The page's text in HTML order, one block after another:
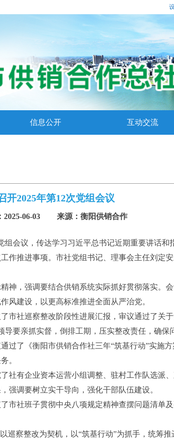
信息公开 互动交流
开2025年第12次党组会议
2025-06-03 来源：衡阳供销合作
组会议，传达学习习近平总书记近期重要讲话和
作推进事项。市社党组书记、理事会主任刘定安
神，强调要结合供销系统实际抓好贯彻落实。
风建设，以更高标准推进全面从严治党。
市社巡察整改阶段性进展汇报，审议通过了关
要亲抓实督，倒排工期，压实整改责任，确保
过了《衡阳市供销合作社三年“筑基行动”实施
。
社有企业资本运营小组调整、驻村工作队选派
强调要树立实干导向，强化干部队伍建设。
市社班子贯彻中央八项规定精神查摆问题清单
巡察整改为契机，以“筑基行动”为抓手，统筹